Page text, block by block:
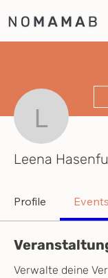
Leena
Profile Events
Verwalte deine